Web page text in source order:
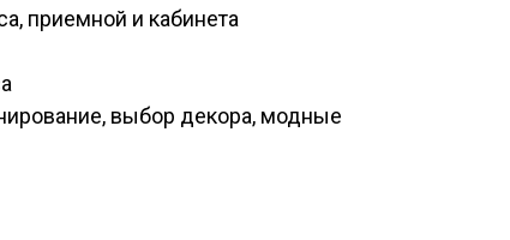
приемной и кабинета
выбор декора, модные